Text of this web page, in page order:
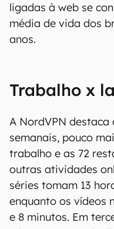
ligadas à web se
média de vida dos
anos.
Trabalho x
A NordVPN destaca
semanais, pouco
trabalho e as 72
outras atividades
séries tomam 13
enquanto os vídeos
e 8 minutos. Em